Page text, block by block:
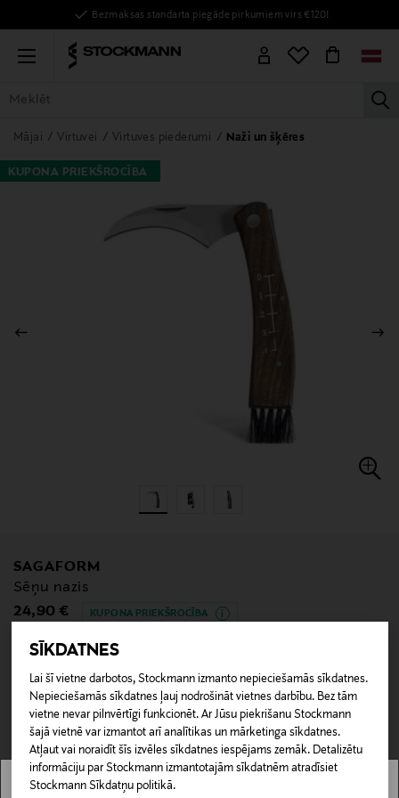
SĪKDATNES
Lai šī vietne darbotos, Stockmann izmanto nepieciešamās sīkdatnes.
Nepieciešamās sīkdatnes ļauj nodrošināt vietnes darbību. Bez tām
vietne nevar pilnvērtīgi funkcionēt. Ar Jūsu piekrišanu Stockmann
šajā vietnē var izmantot arī analītikas un mārketinga sīkdatnes.
Atļaut vai noraidīt šīs izvēles sīkdatnes iespējams zemāk. Detalizētu
informāciju par Stockmann izmantotajām sīkdatnēm atradīsiet
Stockmann Sīkdatņu politikā.
Bezmaksas standarta piegāde pirkumiem virs €120!
Menu
VISAS PRECES SIEVIETĒM VĪRIEŠIEM BĒRNIEM
Mājai Virtuvei Virtuves piederumi Naži un šķēres
KUPONA PRIEKŠROCĪBA
SAGAFORM
Sēņu nazis
Original Price
24,90 € KUPONA PRIEKŠROCĪBA
Nav pieejams tiešsaistē.
null
null